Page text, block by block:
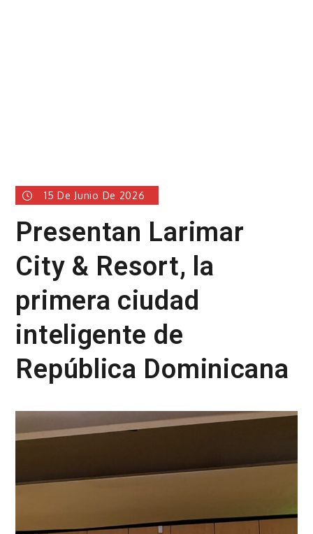
15 De Junio De 2026
Presentan Larimar
City & Resort, la
primera ciudad
inteligente de
República Dominicana